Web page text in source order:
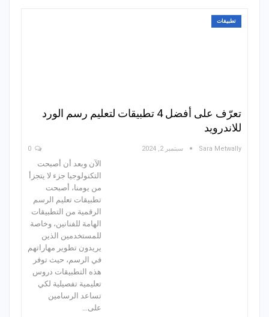
تطبيقات
تعرّف على أفضل 4 تطبيقات لتعليم رسم الورد
للاندرويد
Sara Metwally سبتمبر 2, 2024
الآن وبعد أن أصبحت
التكنولوجيا جزء لا يتجزأ
من يومنا، أصبحت
تطبيقات تعليم الرسم
الرقمية من التطبيقات
الهامة للفنانين، وخاصة
للمستخدمين الذين
يريدون تطوير مهاراتهم
في الرسم، حيث توفر
هذه التطبيقات دروس
تعليمية تفصيلية لكي
تساعد الرسامين
على…